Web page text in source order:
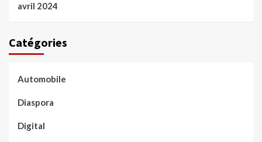
avril 2024
Catégories
Automobile
Diaspora
Digital